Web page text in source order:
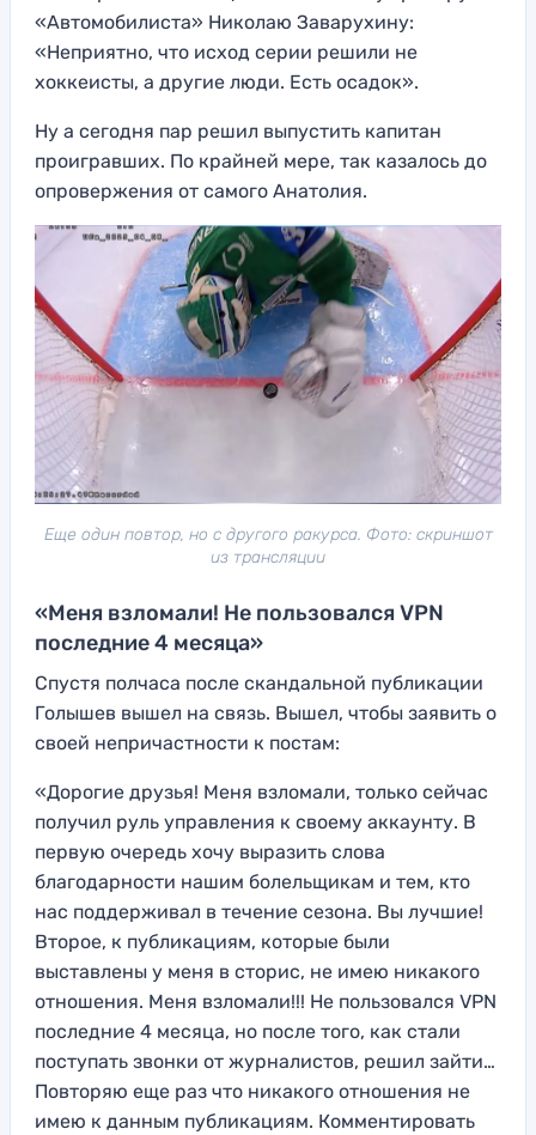
«Автомобилиста» Николаю Заварухину:
«Неприятно, что исход серии решили не
хоккеисты, а другие люди. Есть осадок».
Ну а сегодня пар решил выпустить капитан
проигравших. По крайней мере, так казалось до
опровержения от самого Анатолия.
Еще один повтор, но с другого ракурса. Фото: скриншот
из трансляции
«Меня взломали! Не пользовался VPN
последние 4 месяца»
Спустя полчаса после скандальной публикации
Голышев вышел на связь. Вышел, чтобы заявить о
своей непричастности к постам:
«Дорогие друзья! Меня взломали, только сейчас
получил руль управления к своему аккаунту. В
первую очередь хочу выразить слова
благодарности нашим болельщикам и тем, кто
нас поддерживал в течение сезона. Вы лучшие!
Второе, к публикациям, которые были
выставлены у меня в сторис, не имею никакого
отношения. Меня взломали!!! Не пользовался VPN
последние 4 месяца, но после того, как стали
поступать звонки от журналистов, решил зайти…
Повторяю еще раз что никакого отношения не
имею к данным публикациям. Комментировать